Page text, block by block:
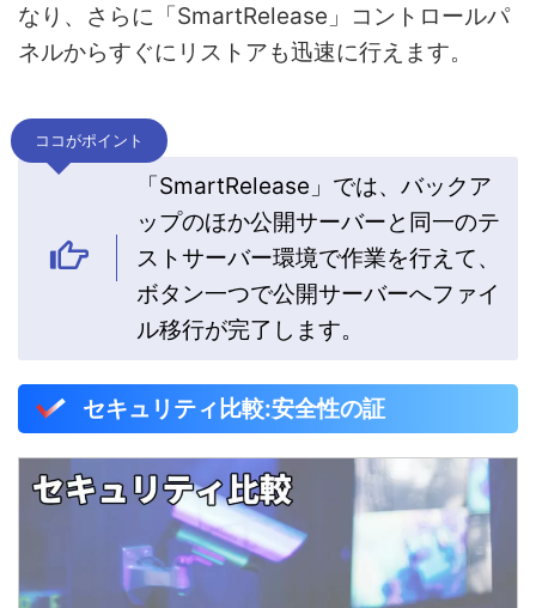
なり、さらに「SmartRelease」コントロールパ
ネルからすぐにリストアも迅速に行えます。
ココがポイント
「SmartRelease」では、バックア
ップのほか公開サーバーと同一のテ
ストサーバー環境で作業を行えて、
ボタン一つで公開サーバーへファイ
ル移行が完了します。
セキュリティ比較:安全性の証